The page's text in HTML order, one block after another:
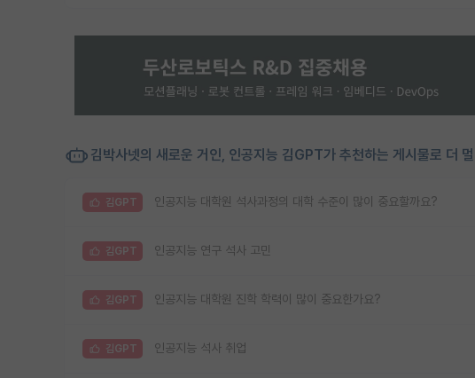
김박사넷의 새로운 거인, 인공지능 김GPT가 추천하는 게시물로 더
김GPT 인공지능 대학원 석사과정의 대학 수준이 많이 중요할까요?
김GPT 인공지능 연구 석사 고민
김GPT 인공지능 대학원 진학 학력이 많이 중요한가요?
김GPT 인공지능 석사 취업